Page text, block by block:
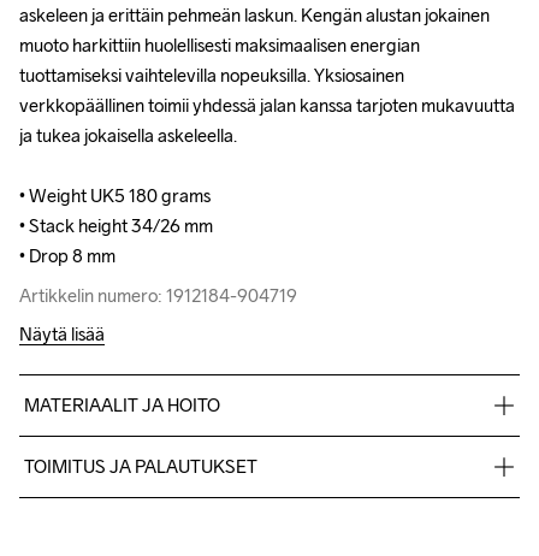
askeleen ja erittäin pehmeän laskun. Kengän alustan jokainen
muoto harkittiin huolellisesti maksimaalisen energian
tuottamiseksi vaihtelevilla nopeuksilla. Yksiosainen
verkkopäällinen toimii yhdessä jalan kanssa tarjoten mukavuutta
ja tukea jokaisella askeleella.
• Weight UK5 180 grams
• Stack height 34/26 mm
• Drop 8 mm
Artikkelin numero: 1912184-904719
askeleen ja erittäin pehmeän laskun. Kengän alustan jokainen
muoto harkittiin huolellisesti maksimaalisen energian
tuottamiseksi vaihtelevilla nopeuksilla. Yksiosainen
verkkopäällinen toimii yhdessä jalan kanssa tarjoten mukavuutta
ja tukea jokaisella askeleella.
• Weight UK5 180 grams
• Stack height 34/26 mm
• Drop 8 mm
Artikkelin numero: 1912184-904719
Näytä lisää
MATERIAALIT JA HOITO
vaahto, Ulkopohja: 100% kumi
TOIMITUS JA PALAUTUKSET